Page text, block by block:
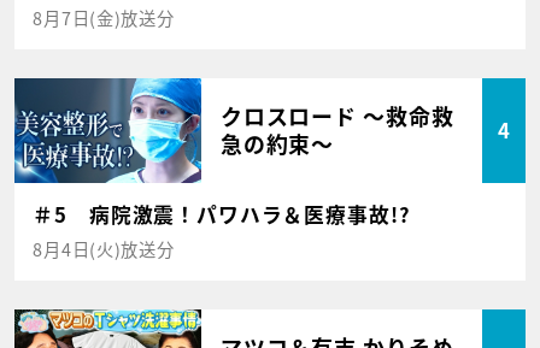
8月7日(金)放送分
クロスロード ～救命救
急の約束～
4
＃5 病院激震！パワハラ＆医療事故!?
8月4日(火)放送分